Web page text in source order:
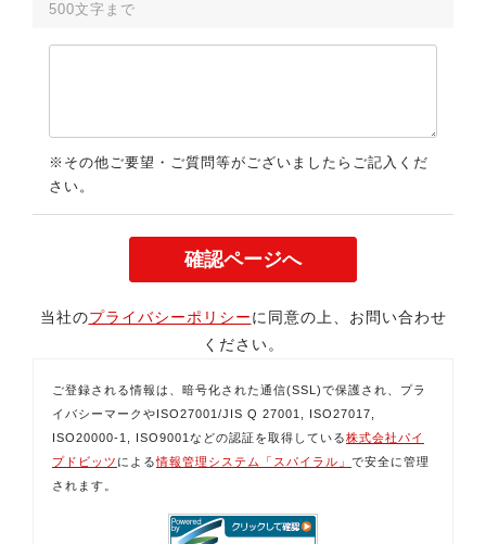
500文字まで
※その他ご要望・ご質問等がございましたらご記入くだ
さい。
当社のプライバシーポリシーに同意の上、お問い合わせ
ください。
ご登録される情報は、暗号化された通信(SSL)で保護され、プラ
イバシーマークやISO27001/JIS Q 27001, ISO27017,
ISO20000-1, ISO9001などの認証を取得している株式会社パイ
プドビッツ による情報管理システム「スパイラル」 で安全に管理
されます。